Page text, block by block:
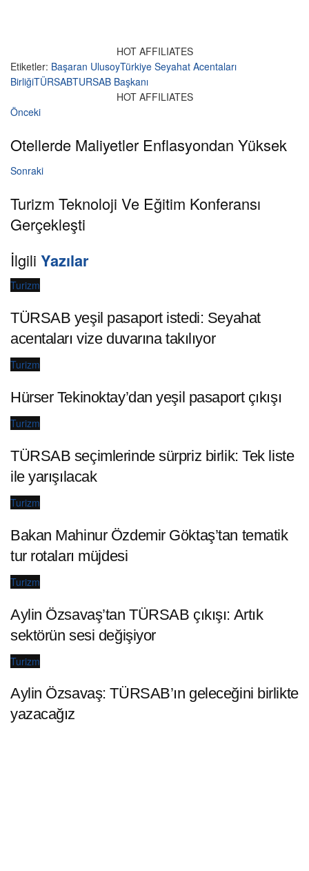
HOT AFFILIATES
Etiketler: Başaran UlusoyTürkiye Seyahat Acentaları
BirliğiTÜRSABTURSAB Başkanı
HOT AFFILIATES
Önceki
Otellerde Maliyetler Enflasyondan Yüksek
Sonraki
Turizm Teknoloji Ve Eğitim Konferansı
Gerçekleşti
İlgili Yazılar
Turizm
TÜRSAB yeşil pasaport istedi: Seyahat
acentaları vize duvarına takılıyor
Turizm
Hürser Tekinoktay’dan yeşil pasaport çıkışı
Turizm
TÜRSAB seçimlerinde sürpriz birlik: Tek liste
ile yarışılacak
Turizm
Bakan Mahinur Özdemir Göktaş’tan tematik
tur rotaları müjdesi
Turizm
Aylin Özsavaş’tan TÜRSAB çıkışı: Artık
sektörün sesi değişiyor
Turizm
Aylin Özsavaş: TÜRSAB’ın geleceğini birlikte
yazacağız